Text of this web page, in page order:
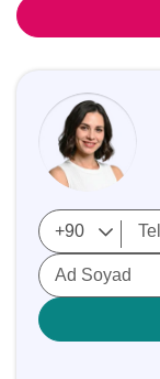
Ad Soyad